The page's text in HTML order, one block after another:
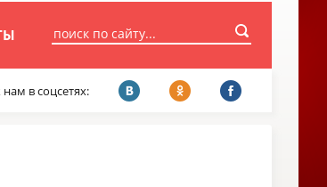
в соцсетях: